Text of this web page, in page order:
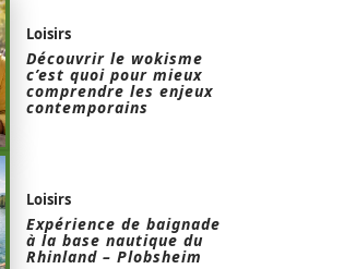
Loisirs
Découvrir le wokisme
c’est quoi pour mieux
comprendre les enjeux
contemporains
Loisirs
Expérience de baignade
à la base nautique du
Rhinland – Plobsheim